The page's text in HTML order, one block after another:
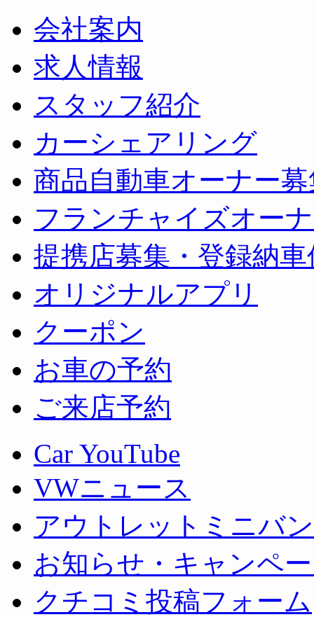
会社案内
求人情報
スタッフ紹介
カーシェアリング
商品自動車オーナー
フランチャイズオー
提携店募集・登録納
オリジナルアプリ
クーポン
お車の予約
ご来店予約
Car YouTube
VWニュース
アウトレットミニバン
お知らせ・キャンペ
クチコミ投稿フォーム